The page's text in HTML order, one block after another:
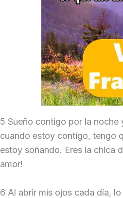
5 Sueño contigo por la
cuando estoy contigo, tengo
estoy soñando. Eres la chica
amor!
6 Al abrir mis ojos cada día,